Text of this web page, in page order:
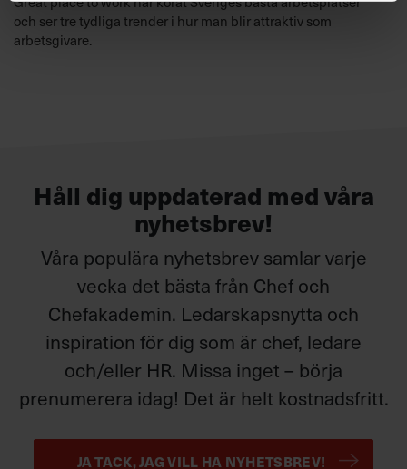
och ser tre tydliga trender i hur man blir attraktiv som
arbetsgivare.
Håll dig uppdaterad med våra
nyhetsbrev!
Våra populära nyhetsbrev samlar varje
vecka det bästa från Chef och
Chefakademin. Ledarskapsnytta och
inspiration för dig som är chef, ledare
och/eller HR. Missa inget – börja
prenumerera idag! Det är helt kostnadsfritt.
JA TACK, JAG VILL HA NYHETSBREV!